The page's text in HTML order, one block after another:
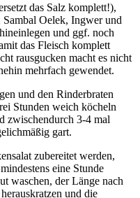
das Salz komplett!),
Oelek, Ingwer und
und ggf. noch
das Fleisch komplett
rausgucken macht es nicht
mehrfach gewendet.
und den Rinderbraten
Stunden weich köcheln
zwischendurch 3-4 mal
gart.
zubereitet werden,
eine Stunde
waschen, der Länge nach
und die